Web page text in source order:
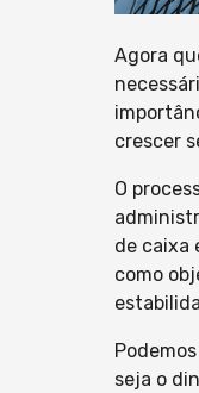
Agora
crescer
O
de caixa
como
seja o